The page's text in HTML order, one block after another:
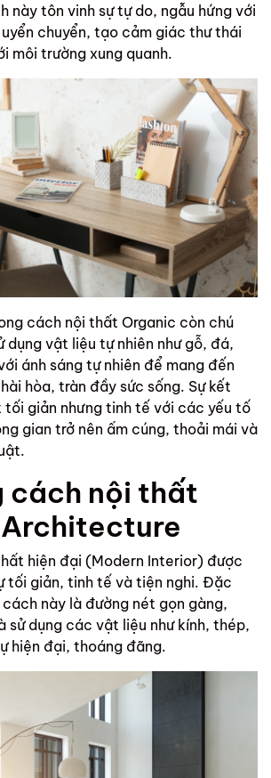
này tôn vinh sự tự do, ngẫu hứng với
chuyển, tạo cảm giác thư thái
môi trường xung quanh.
cách nội thất Organic còn chú
dụng vật liệu tự nhiên như gỗ, đá,
ánh sáng tự nhiên để mang đến
hòa, tràn đầy sức sống. Sự kết
tối giản nhưng tinh tế với các yếu tố
gian trở nên ấm cúng, thoải mái và
cách nội thất
hiện đại (Modern Interior) được
tối giản, tinh tế và tiện nghi. Đặc
này là đường nét gọn gàng,
sử dụng các vật liệu như kính, thép,
hiện đại, thoáng đãng.